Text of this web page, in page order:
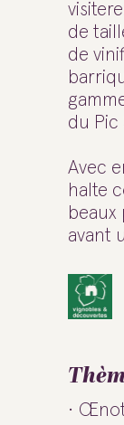
de
de
du Pic
Avec
halte
beaux
avant